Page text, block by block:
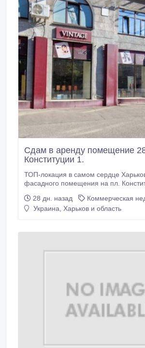
Сдам в аренду помещение
Конституции 1.
ТОП-локация в самом сердце
фасадного помещения на пл.
успех? Оно перед вами. Красная линия,
пешеходный трафик, узнаваемая историческая
28 дн. назад
Коммерческая
Украина, Харьков и область